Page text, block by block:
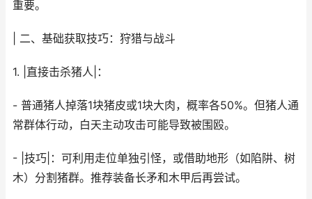
重要。
| 二、基础获取技巧：狩猎与战斗
1. |直接击杀猪人|：
- 普通猪人掉落1块猪皮或1块大肉，概率各50%。但猪人通
常群体行动，白天主动攻击可能导致被围殴。
- |技巧|：可利用走位单独引怪，或借助地形（如陷阱、树
木）分割猪群。推荐装备长矛和木甲后再尝试。